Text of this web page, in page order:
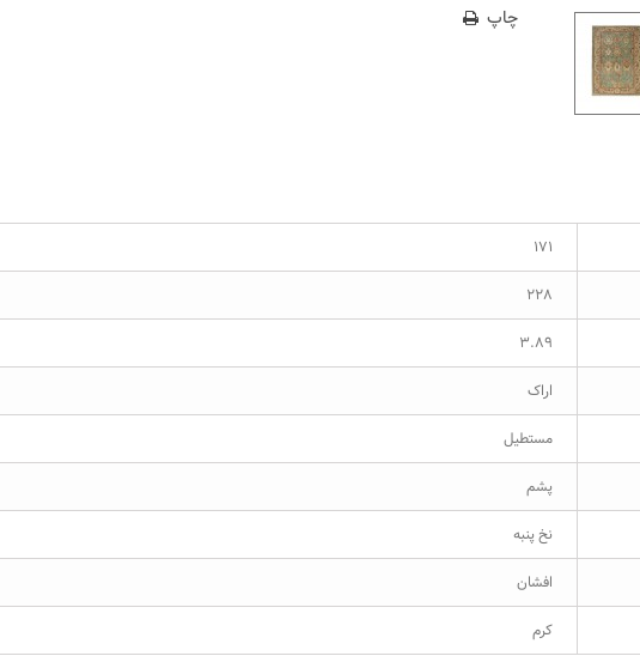
چاپ‌
171
228
3.89
اراک
مستطیل
پشم
نخ پنبه
افشان
کرم